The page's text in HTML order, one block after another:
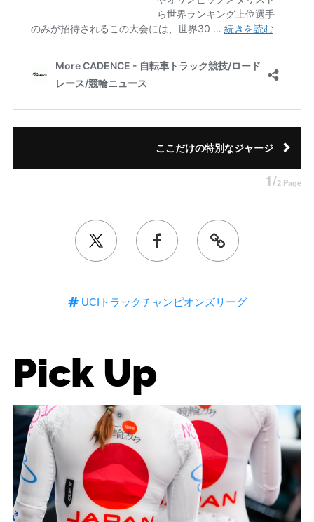
ここだけの特別なジャージ
1/2 Page
UCIトラックチャンピオンズリーグ
Pick Up